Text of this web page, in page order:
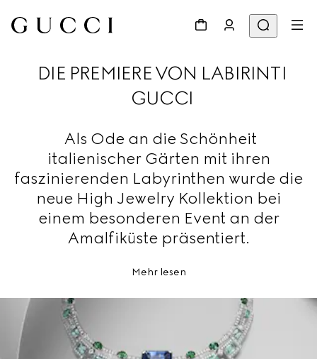
DIE PREMIERE VON LABIRINTI
GUCCI
Als Ode an die Schönheit
italienischer Gärten mit ihren
faszinierenden Labyrinthen wurde die
neue High Jewelry Kollektion bei
einem besonderen Event an der
Amalfiküste präsentiert.
Mehr lesen